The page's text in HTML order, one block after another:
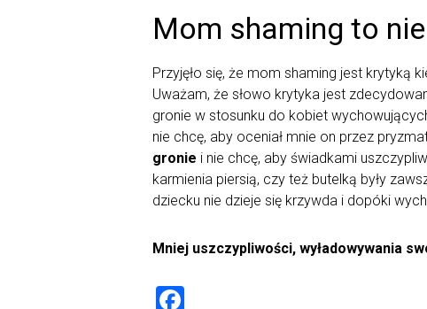
Mom shaming to
Przyjęło się, że mom shaming jest krytyką
Uważam, że słowo krytyka jest
gronie w stosunku do kobiet
nie chcę, aby oceniał mnie on przez
gronie i nie chcę, aby świadkami
karmienia piersią, czy też butelką były
dziecku nie dzieje się krzywda i dopóki
Mniej uszczypliwości, wyładowywania